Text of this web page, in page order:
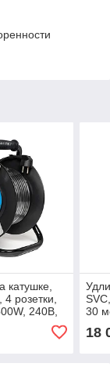
катушке,
розетки,
240В,
Защита от
30
дете
18